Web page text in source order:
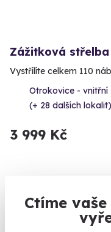
Ctíme
Zážitková
Vystřílíte celkem 110
Otrokovice - vnitřní
(+ 28 dalších lokalit)
3 999 Kč
Volný termín už 12.